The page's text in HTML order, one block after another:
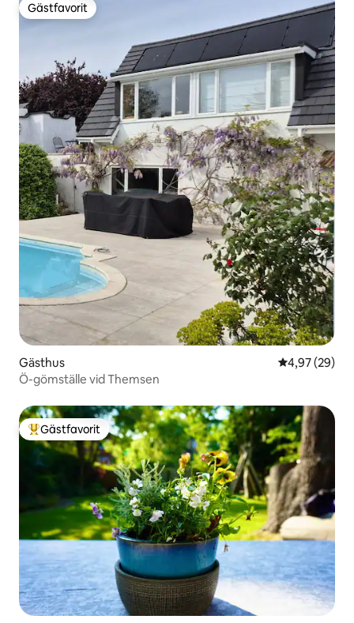
Gästfavorit
Gästfavorit
Gästhus 4,97 av 5 i
4,97 (29)
Ö-gömställe vid Themsen
Populär gästfavorit
Gästfavorit